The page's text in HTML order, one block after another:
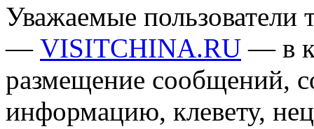
Уважаемые пользователи
— VISITCHINA.RU — в
размещение сообщений,
информацию, клевету,